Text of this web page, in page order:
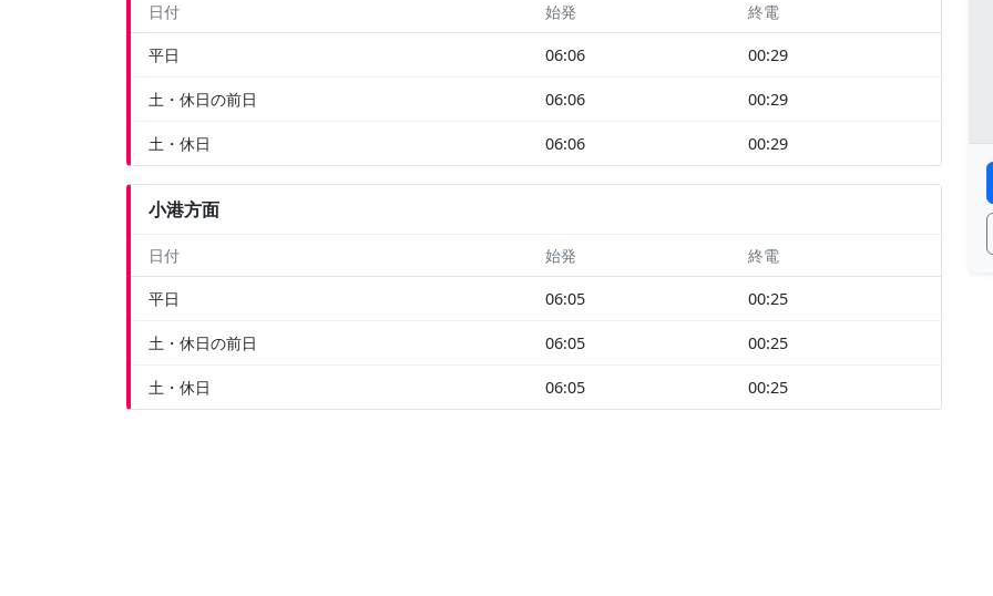
日付 始発 終電
平日 06:06 00:29
土・休日の前日 06:06 00:29
土・休日 06:06 00:29
小港方面
日付 始発 終電
平日 06:05 00:25
土・休日の前日 06:05 00:25
土・休日 06:05 00:25